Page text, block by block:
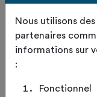
Nous utilisons
partenaires
informations sur
:
Fonctionnel